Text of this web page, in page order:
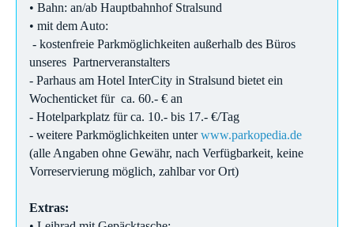
• Bahn: an/ab Hauptbahnhof Stralsund
• mit dem Auto:
- kostenfreie Parkmöglichkeiten außerhalb des Büros
unseres Partnerveranstalters
- Parhaus am Hotel InterCity in Stralsund bietet ein
Wochenticket für ca. 60.- € an
- Hotelparkplatz für ca. 10.- bis 17.- €/Tag
- weitere Parkmöglichkeiten unterwww.parkopedia.de
(alle Angaben ohne Gewähr, nach Verfügbarkeit, keine
Vorreservierung möglich, zahlbar vor Ort)
Extras: